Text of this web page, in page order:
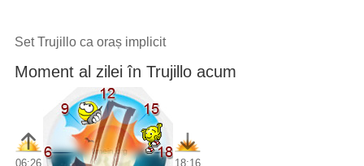
Set Trujillo ca oraș implicit
Moment al zilei în Trujillo acum
06:26 18:16